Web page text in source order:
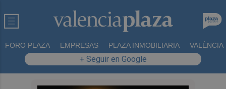
FORO PLAZA EMPRESAS PLAZA INMOBILIARIA VALÈNCIA
+ Seguir en Google